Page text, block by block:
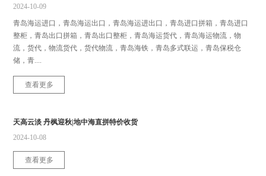
2024-10-09
青岛海运进口，青岛海运出口，青岛海运进出口，青岛进口拼箱，青岛进口
整柜，青岛出口拼箱，青岛出口整柜，青岛海运货代，青岛海运物流，物
流，货代，物流货代，货代物流，青岛海铁，青岛多式联运，青岛保税仓
储，青....
查看更多
天高云淡 丹枫迎秋|地中海直拼特价收货
2024-10-08
查看更多